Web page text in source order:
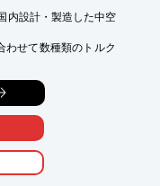
内設計・製造した中空
せて数種類のトルク
ンジ形状、材質などを
ので、お気軽にご相談
トガス、低温耐性グリ